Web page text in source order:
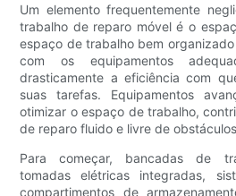
Um elemento frequentemente
trabalho de reparo móvel é o
espaço de trabalho bem
com os equipamentos
drasticamente a eficiência com
suas tarefas. Equipamentos
otimizar o espaço de trabalho,
de reparo fluido e livre de
Para começar, bancadas de
tomadas elétricas integradas,
compartimentos de